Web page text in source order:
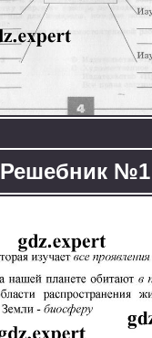
Решебник №1